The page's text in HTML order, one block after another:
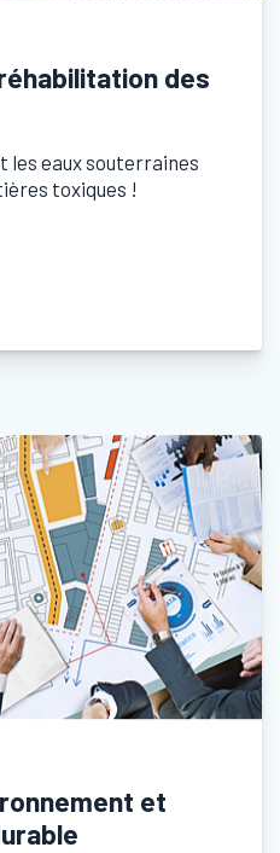
des
les eaux souterraines
toxiques !
et